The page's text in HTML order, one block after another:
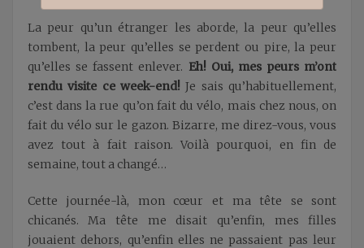
La peur qu’un étranger les aborde, la peur qu’elles
tombent, la peur qu’elles se perdent ou pire, la peur
qu’elles se fassent enlever. Eh! Oui, mes peurs m’ont
rendu visite ce week-end! Je sais qu’habituellement,
c’est dans la rue qu’on fait du vélo, mais chez nous, on
fait du vélo sur le gazon. Bizarre, me direz-vous, vous
avez tout à fait raison. Voilà pourquoi, en fin de
semaine, tout a changé…
Cette journée-là, mon cœur et ma tête se sont
chicanés. Ma tête me disait qu’enfin, mes filles
jouaient dehors, qu’enfin elles ne passaient pas leur